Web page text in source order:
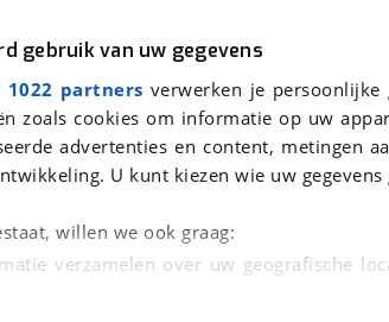
gebruik van uw gegevens
1022 partners verwerken je persoonlijke
zoals cookies om informatie op uw
advertenties en content, metingen
U kunt kiezen wie uw
willen we ook graag:
verzamelen over uw geografische
Motor